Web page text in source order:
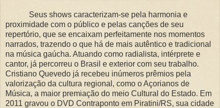
Seus shows caracterizam-se pela harmonia e
proximidade com o público e pelas canções de seu
repertório, que se encaixam perfeitamente nos momentos
narrados, trazendo o que há de mais autêntico e tradicional
na música gaúcha. Atuando como radialista, intérprete e
cantor, já percorreu o Brasil e exterior com seu trabalho.
Cristiano Quevedo já recebeu inúmeros prêmios pela
valorização da cultura regional, como o Açorianos de
Música, a maior premiação do meio Cultural do Estado. Em
2011 gravou o DVD Contraponto em Piratini/RS, sua cidade